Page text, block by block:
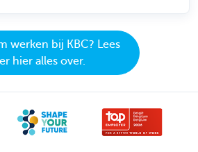
werken bij KBC? Lees
er hier alles over.